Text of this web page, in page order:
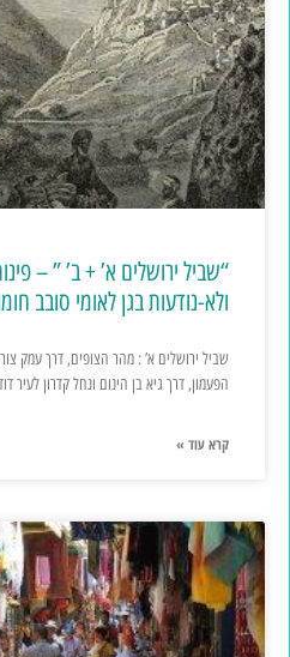
“שביל ירושלים א’ + ב’ ” –
ולא-נודעות בגן לאומי סובב
שביל ירושלים א’ : מהר הצופים, דרך עמק
הפעמון, דרך גיא בן הינום ונחל קדרון לעיר
קרא עוד »